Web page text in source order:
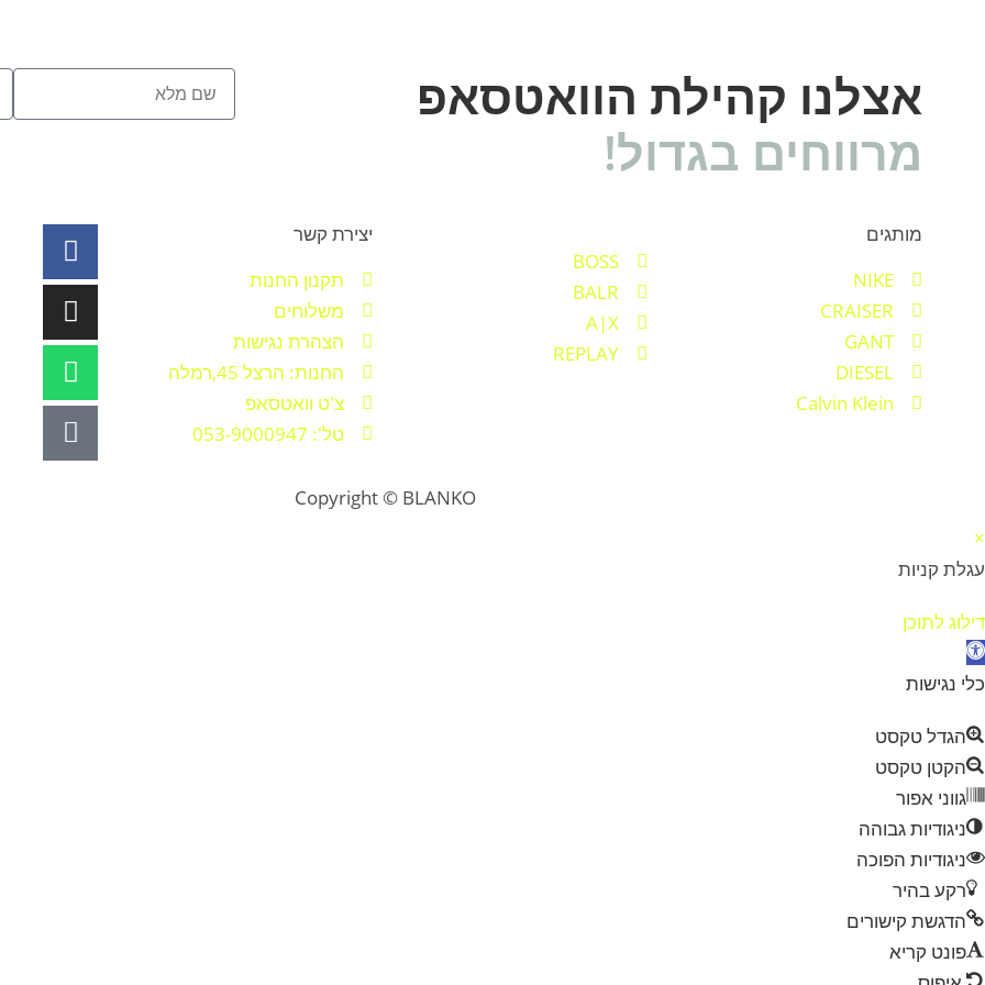
אצלנו קהילת הוואטסאפ
מרווחים בגדול!
מותגים
NIKE
CRAISER
GANT
DIESEL
Calvin Klein
BOSS
BALR
A|X
REPLAY
יצירת קשר
תקנון החנות
משלוחים
הצהרת נגישות
החנות: הרצל 45,רמלה
צ'ט וואטסאפ
טל': 053-9000947
Copyright © BLANKO
×
עגלת קניות
דילוג לתוכן
פתח סרגל נגישות
כלי נגישות
הגדל טקסט
הקטן טקסט
גווני אפור
ניגודיות גבוהה
ניגודיות הפוכה
רקע בהיר
הדגשת קישורים
פונט קריא